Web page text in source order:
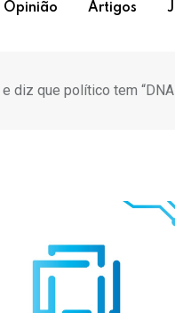
Opinião Artigos
diz que político tem “DNA